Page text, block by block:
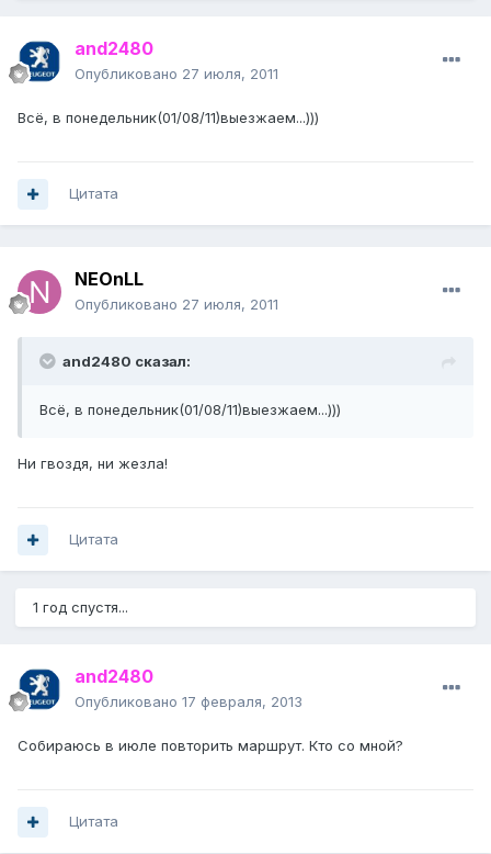
and2480
Опубликовано 27 июля, 2011
Всё, в понедельник(01/08/11)выезжаем...)))
Цитата
NEOnLL
Опубликовано 27 июля, 2011
and2480 сказал:
Всё, в понедельник(01/08/11)выезжаем...)))
Ни гвоздя, ни жезла!
Цитата
1 год спустя...
and2480
Опубликовано 17 февраля, 2013
Собираюсь в июле повторить маршрут. Кто со мной?
Цитата